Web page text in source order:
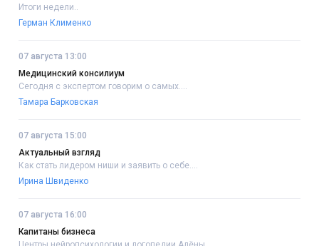
Итоги недели..
Герман Клименко
07 августа 13:00
Медицинский консилиум
Сегодня с экспертом говорим о самых....
Тамара Барковская
07 августа 15:00
Актуальный взгляд
Как стать лидером ниши и заявить о себе....
Ирина Швиденко
07 августа 16:00
Капитаны бизнеса